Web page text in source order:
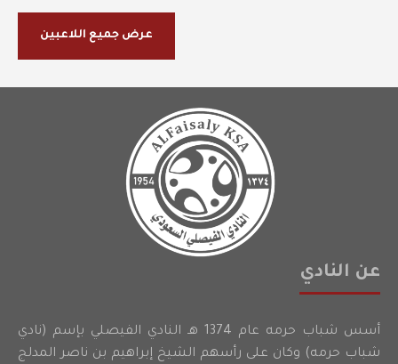
عرض جميع اللاعبين
عن النادي
أسس شباب حرمه عام 1374 هـ النادي الفيصلي بإسم (نادي
شباب حرمه) وكان على رأسهم الشيخ إبراهيم بن ناصر المدلج